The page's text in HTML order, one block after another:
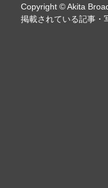
Copyright © Akita
掲載されている記事・